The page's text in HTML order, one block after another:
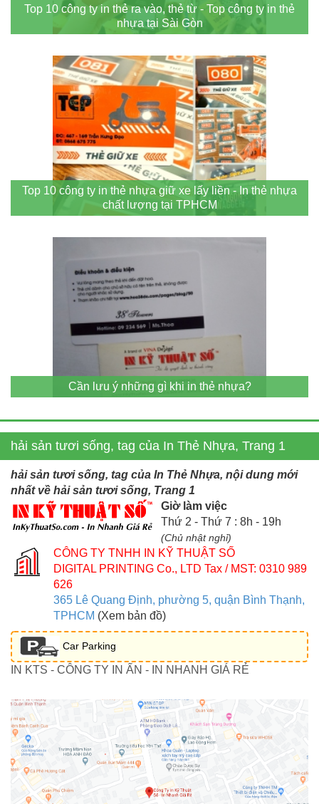
Top 10 công ty in thẻ ra vào, thẻ từ - Top công ty in thẻ
nhựa tại Sài Gòn
Top 10 công ty in thẻ nhựa giữ xe lấy liền - In thẻ nhựa
chất lượng tại TPHCM
Cần lưu ý những gì khi in thẻ nhựa?
hải sản tươi sống, tag của In Thẻ Nhựa, Trang 1
hải sản tươi sống, tag của In Thẻ Nhựa, nội dung mới
nhất về hải sản tươi sống, Trang 1
Giờ làm việc
Thứ 2 - Thứ 7 : 8h - 19h
(Chủ nhật nghỉ)
CÔNG TY TNHH IN KỸ THUẬT SỐ
DIGITAL PRINTING Co., LTD Tax / MST: 0310 989
626
365 Lê Quang Định, phường 5, quận Bình Thạnh,
TPHCM (Xem bản đồ)
Car Parking
IN KTS - CÔNG TY IN ẤN - IN NHANH GIÁ RẺ